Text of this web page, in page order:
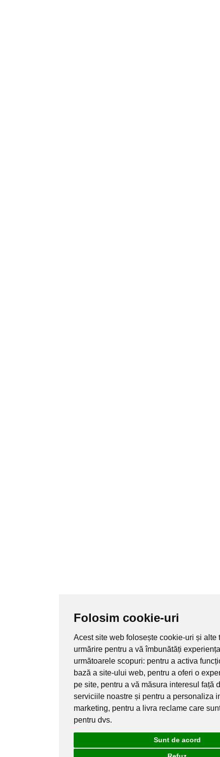
Folosim cookie-uri
Acest site web folosește cookie-uri și alte
urmărire pentru a vă îmbunătăți
următoarele scopuri: pentru a activa
bază a site-ului web, pentru a oferi o
pe site, pentru a vă măsura interesul față
serviciile noastre și pentru a personaliza
marketing, pentru a livra reclame care
pentru dvs.
Sunt de acord